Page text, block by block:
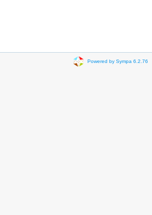
Powered by Sympa 6.2.76